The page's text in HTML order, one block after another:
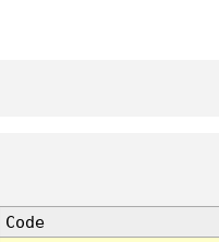
Code